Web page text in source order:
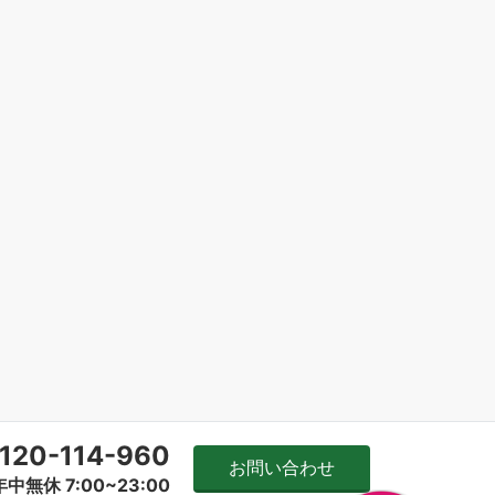
114-960
中無休 7:00~23:00
お問い合わせ